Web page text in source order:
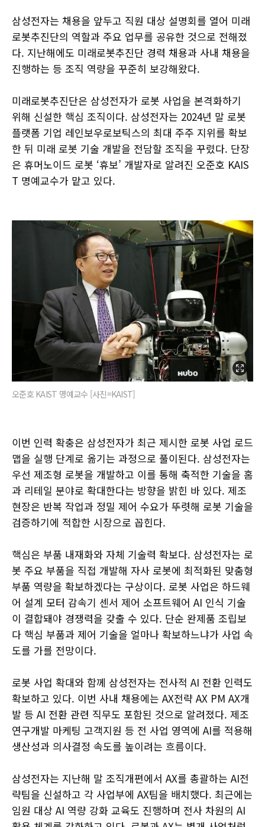
삼성전자는 채용을 앞두고 직원 대상 설명회를 열어 미래
로봇추진단의 역할과 주요 업무를 공유한 것으로 전해졌
다. 지난해에도 미래로봇추진단 경력 채용과 사내 채용을
진행하는 등 조직 역량을 꾸준히 보강해왔다.
미래로봇추진단은 삼성전자가 로봇 사업을 본격화하기
위해 신설한 핵심 조직이다. 삼성전자는 2024년 말 로봇
플랫폼 기업 레인보우로보틱스의 최대 주주 지위를 확보
한 뒤 미래 로봇 기술 개발을 전담할 조직을 꾸렸다. 단장
은 휴머노이드 로봇 ‘휴보’ 개발자로 알려진 오준호 KAIS
T 명예교수가 맡고 있다.
오준호 KAIST 명예교수 [사진=KAIST]
이번 인력 확충은 삼성전자가 최근 제시한 로봇 사업 로드
맵을 실행 단계로 옮기는 과정으로 풀이된다. 삼성전자는
우선 제조형 로봇을 개발하고 이를 통해 축적한 기술을 홈
과 리테일 분야로 확대한다는 방향을 밝힌 바 있다. 제조
현장은 반복 작업과 정밀 제어 수요가 뚜렷해 로봇 기술을
검증하기에 적합한 시장으로 꼽힌다.
핵심은 부품 내재화와 자체 기술력 확보다. 삼성전자는 로
봇 주요 부품을 직접 개발해 자사 로봇에 최적화된 맞춤형
부품 역량을 확보하겠다는 구상이다. 로봇 사업은 하드웨
어 설계 모터 감속기 센서 제어 소프트웨어 AI 인식 기술
이 결합돼야 경쟁력을 갖출 수 있다. 단순 완제품 조립보
다 핵심 부품과 제어 기술을 얼마나 확보하느냐가 사업 속
도를 가를 전망이다.
로봇 사업 확대와 함께 삼성전자는 전사적 AI 전환 인력도
확보하고 있다. 이번 사내 채용에는 AX전략 AX PM AX개
발 등 AI 전환 관련 직무도 포함된 것으로 알려졌다. 제조
연구개발 마케팅 고객지원 등 전 사업 영역에 AI를 적용해
생산성과 의사결정 속도를 높이려는 흐름이다.
삼성전자는 지난해 말 조직개편에서 AX를 총괄하는 AI전
략팀을 신설하고 각 사업부에 AX팀을 배치했다. 최근에는
임원 대상 AI 역량 강화 교육도 진행하며 전사 차원의 AI